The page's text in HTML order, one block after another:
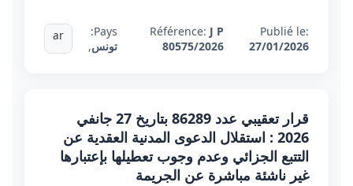
Publié le:
27/01/2026
Référence: J P
80575/2026
Pays:
تونس,
ar
قرار تعقيبي عدد 86289 بتاريخ 27 جانفي
2026 : استقلال الدعوى المدنية العقدية عن
التتبع الجزائي وعدم وجوب تعطيلها بإعتبارها
غير ناشئة مباشرة عن الجريمة